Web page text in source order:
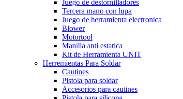
Juego de destornilladores
Tercera mano con lupa
Juego de herramienta electronica
Blower
Motortool
Manilla anti estatica
Kit de Herramienta UNIT
Herremientas Para Soldar
Cautines
Pistola para soldar
Accesorios para cautines